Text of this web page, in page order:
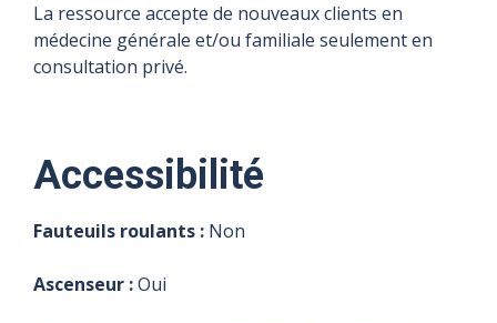
La ressource accepte de nouveaux clients en
médecine générale et/ou familiale seulement en
consultation privé.
Accessibilité
Fauteuils roulants : Non
Ascenseur :Oui